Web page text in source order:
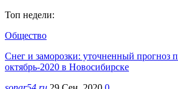
Топ недели:
Общество
Снег и заморозки: уточненный прогноз
октябрь-2020 в Новосибирске